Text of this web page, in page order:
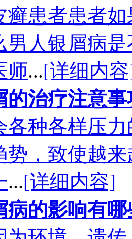
癣患者患者
男人银屑病
师...[详细内
的治疗注意
各种各样压
势，致使越
...[详细内容]
病的影响有哪